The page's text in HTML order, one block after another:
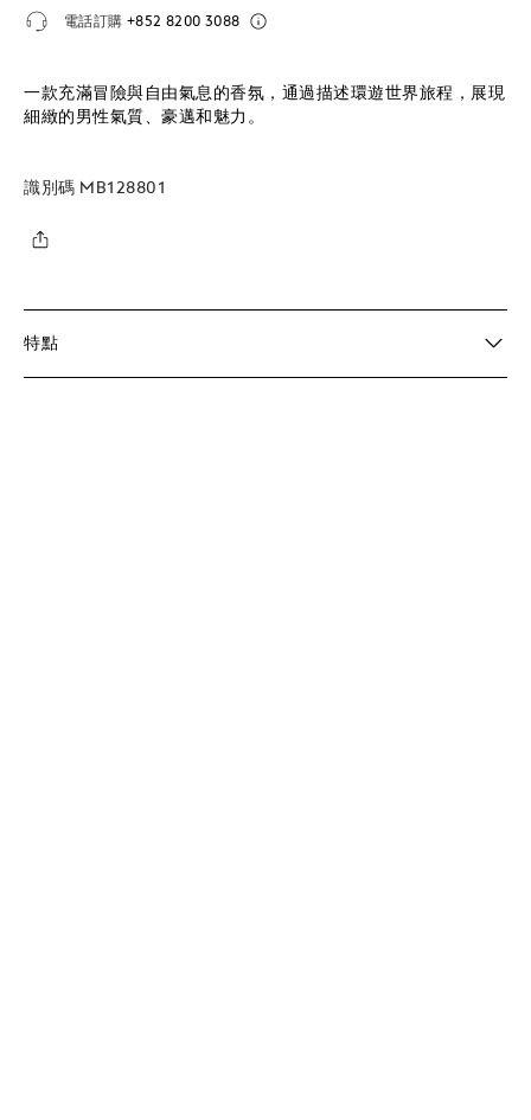
電話訂購 +852 8200 3088
一款充滿冒險與自由氣息的香氛，通過描述環遊世界旅程，展現
細緻的男性氣質、豪邁和魅力。
識別碼 MB128801
特點